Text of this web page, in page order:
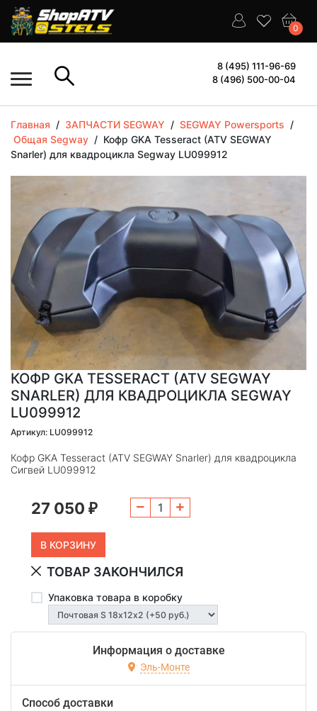
0
8 (495) 111-96-69
8 (496) 500-00-04
Главная / ЗАПЧАСТИ SEGWAY / SEGWAY Powersports /
Общая Segway / Кофр GKA Tesseract (ATV SEGWAY
Snarler) для квадроцикла Segway LU099912
КОФР GKA TESSERACT (ATV SEGWAY
SNARLER) ДЛЯ КВАДРОЦИКЛА SEGWAY
LU099912
Артикул: LU099912
Кофр GKA Tesseract (ATV SEGWAY Snarler) для квадроцикла
Сигвей LU099912
27 050 ₽
ТОВАР ЗАКОНЧИЛСЯ
Упаковка товара в коробку
Информация о доставке
Эль-Монте
Способ доставки